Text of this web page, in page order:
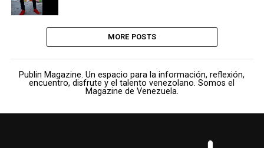
MORE POSTS
Publin Magazine. Un espacio para la información, reflexión,
encuentro, disfrute y el talento venezolano. Somos el
Magazine de Venezuela.